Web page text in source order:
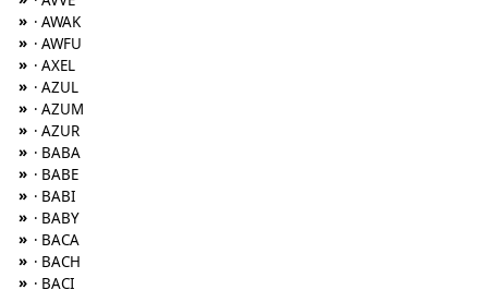
» · AWAK
» · AWFU
» · AXEL
» · AZUL
» · AZUM
» · AZUR
» · BABA
» · BABE
» · BABI
» · BABY
» · BACA
» · BACH
» · BACI